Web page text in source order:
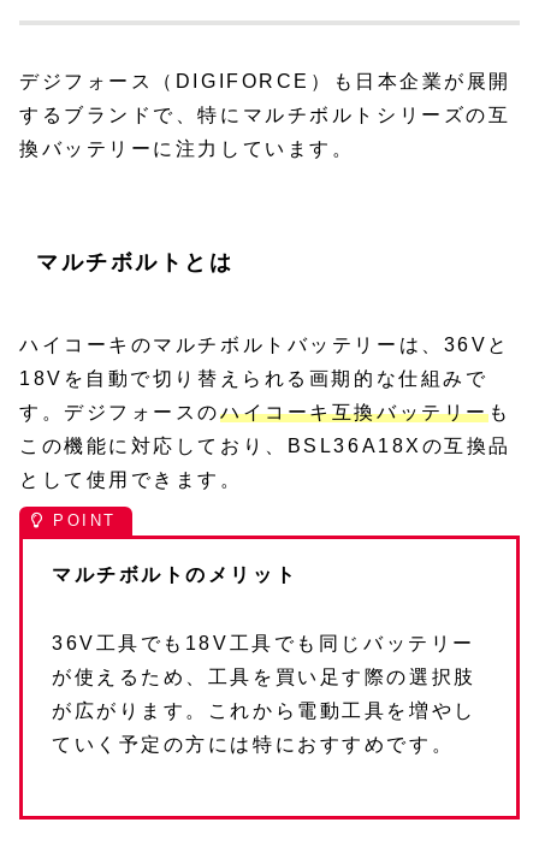
デジフォース（DIGIFORCE）も日本企業が展開
するブランドで、特にマルチボルトシリーズの互
換バッテリーに注力しています。
マルチボルトとは
ハイコーキのマルチボルトバッテリーは、36Vと
18Vを自動で切り替えられる画期的な仕組みで
す。デジフォースのハイコーキ互換バッテリーも
この機能に対応しており、BSL36A18Xの互換品
として使用できます。
マルチボルトのメリット
36V工具でも18V工具でも同じバッテリー
が使えるため、工具を買い足す際の選択肢
が広がります。これから電動工具を増やし
ていく予定の方には特におすすめです。